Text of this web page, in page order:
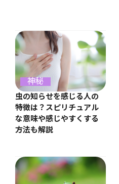
神秘
虫の知らせを感じる人の
特徴は？スピリチュアル
な意味や感じやすくする
方法も解説